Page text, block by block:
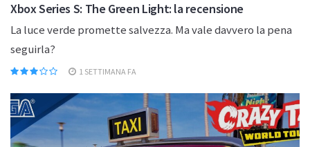
Xbox Series S: The Green Light: la recensione
La luce verde promette salvezza. Ma vale davvero la pena
seguirla?
1 SETTIMANA FA